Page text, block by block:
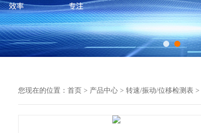
您现在的位置： 首页 > 产品中心 > 转速/振动/位移检测表 >